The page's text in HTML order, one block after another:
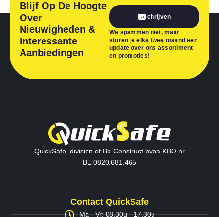
Blijf Op De Hoogte
Over
Nieuwigheden &
Interessante
Aanbiedingen
Inschrijven
We spammen niet, maar
sturen je elke twee maand een
update over ons assortiment
en promoties!
QuickSafe, division of Bo-Construct bvba KBO nr
BE 0820.681.465
Contact QuickSafe
Ma - Vr: 08.30u - 17.30u